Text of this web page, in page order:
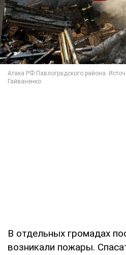
В отдельных громадах
возникали пожары.